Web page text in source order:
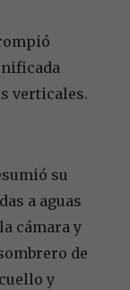
verticales.
su
a aguas
cámara y
de
y